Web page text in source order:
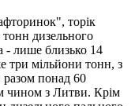
торік
тонн дизельного
- лише близько 14
три мільйони тонн, з
разом понад 60
чином з Литви. Крім